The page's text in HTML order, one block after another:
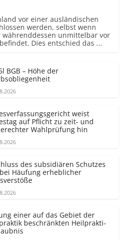
vor einer ausländischen
werden, selbst wenn
währenddessen unmittelbar vor
Dies entschied das ...
BGB – Höhe der
weist
auf Pflicht zu zeit- und
Wahlprüfung hin
des subsidiären Schutzes
Häufung erheblicher
einer auf das Gebiet der
beschränkten Heilprakti­